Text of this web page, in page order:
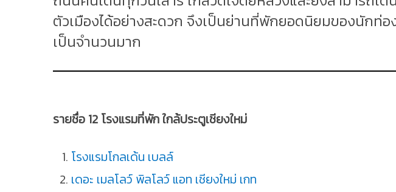
ตัวเมืองได้อย่างสะดวก จึงเป็นย่านที่พักยอดนิยมของนักท่
เป็นจำนวนมาก
รายชื่อ 12 โรงแรมที่พัก ใกล้ประตูเชียงใหม่
โรงแรมโกลเด้น เบลล์
เดอะ เมลโลว์ พิลโลว์ แอท เชียงใหม่ เกท